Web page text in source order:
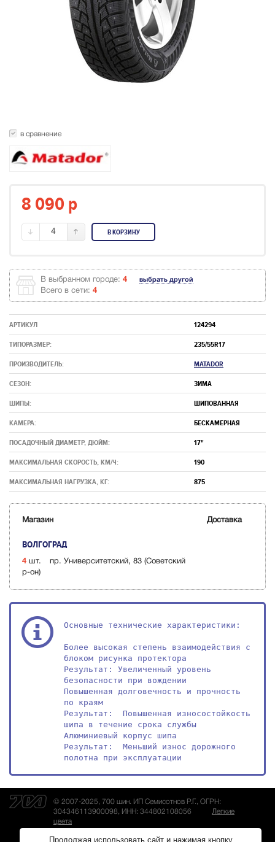
в сравнение
8 090 p
4 В КОРЗИНУ
В выбранном городе: 4 выбрать другой
Всего в сети: 4
АРТИКУЛ 124294
ТИПОРАЗМЕР: 235/55R17
ПРОИЗВОДИТЕЛЬ: MATADOR
СЕЗОН: ЗИМА
ШИПЫ: ШИПОВАННАЯ
КАМЕРА: БЕСКАМЕРНАЯ
ПОСАДОЧНЫЙ ДИАМЕТР, ДЮЙМ: 17"
МАКСИМАЛЬНАЯ СКОРОСТЬ, КМ/Ч: 190
МАКСИМАЛЬНАЯ НАГРУЗКА, КГ: 875
Магазин Доставка
ВОЛГОГРАД
4 шт.
пр. Университетский, 83 (Советский
р-он)
Основные технические характеристики:
Более высокая степень взаимодействия с
блоком рисунка протектора
Результат: Увеличенный уровень
безопасности при вождении
Повышенная долговечность и прочность
по краям
Результат:  Повышенная износостойкость
шипа в течение срока службы
Алюминиевый корпус шипа
Результат:  Меньший износ дорожного
полотна при эксплуатации
© 2007-2025, 700 шин. ИП Семисотнов Р.Г., ОГРН:
304346113900098, ИНН: 344802108056
Легкие
цвета
Продолжая использовать сайт и нажимая кнопку